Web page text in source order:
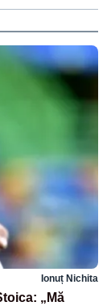
Ionuț Nichita
„Mă